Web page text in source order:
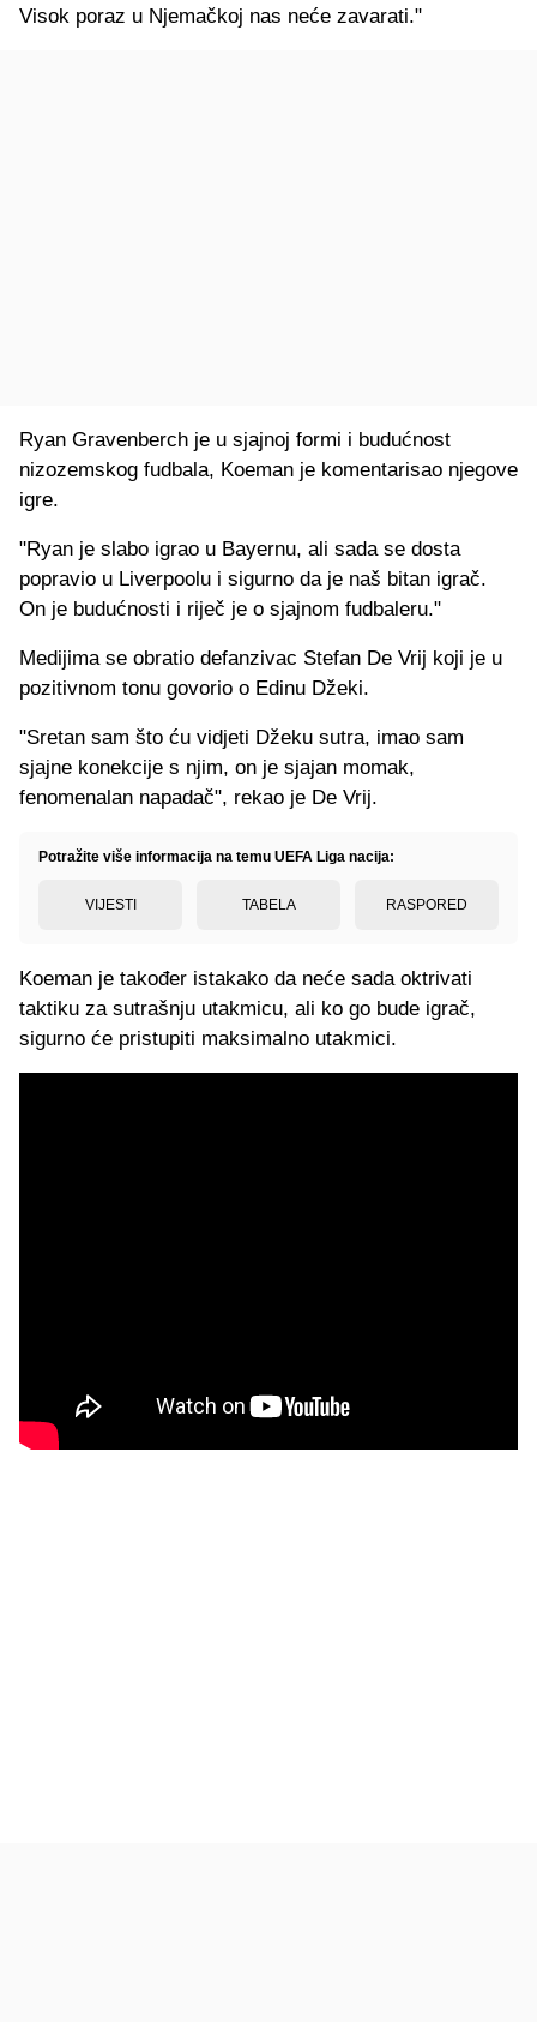
Visok poraz u Njemačkoj nas neće zavarati."
Ryan Gravenberch je u sjajnoj formi i budućnost
nizozemskog fudbala, Koeman je komentarisao njegove
igre.
"Ryan je slabo igrao u Bayernu, ali sada se dosta
popravio u Liverpoolu i sigurno da je naš bitan igrač.
On je budućnosti i riječ je o sjajnom fudbaleru."
Medijima se obratio defanzivac Stefan De Vrij koji je u
pozitivnom tonu govorio o Edinu Džeki.
"Sretan sam što ću vidjeti Džeku sutra, imao sam
sjajne konekcije s njim, on je sjajan momak,
fenomenalan napadač", rekao je De Vrij.
Potražite više informacija na temu UEFA Liga nacija:
VIJESTI TABELA RASPORED
Koeman je također istakako da neće sada oktrivati
taktiku za sutrašnju utakmicu, ali ko go bude igrač,
sigurno će pristupiti maksimalno utakmici.